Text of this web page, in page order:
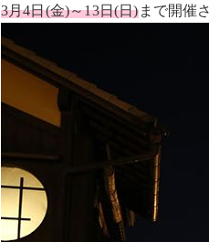
3月4日(金)～13日(日)まで開催